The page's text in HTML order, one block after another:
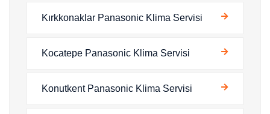
Kırkkonaklar Panasonic Klima Servisi
Kocatepe Panasonic Klima Servisi
Konutkent Panasonic Klima Servisi